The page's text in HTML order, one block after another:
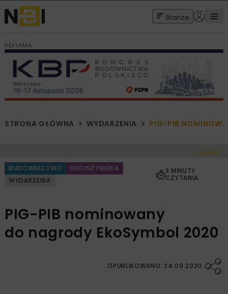
Branże
REKLAMA
STRONA GŁÓWNA WYDARZENIA PIG-PIB
< Cofnij
BUDOWNICTWO
GEOINŻYNIERIA
WYDARZENIA
3 MINUTY
CZYTANIA
PIG-PIB nominowany
do nagrody EkoSymbol 2020
OPUBLIKOWANO: 24.09.2020